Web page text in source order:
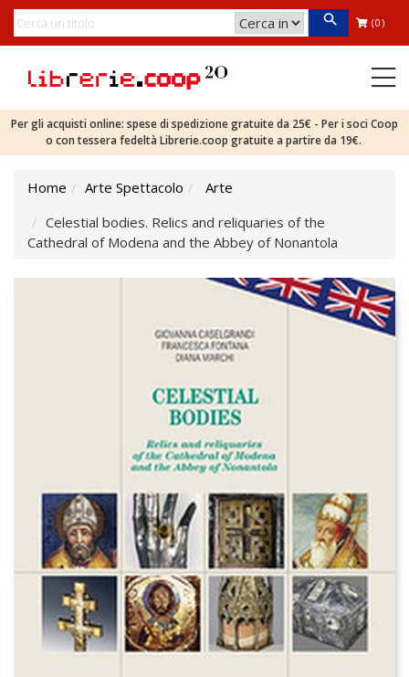
(0)
Per gli acquisti online: spese di spedizione gratuite da 25€ - Per i soci Coop
o con tessera fedeltà Librerie.coop gratuite a partire da 19€.
Home Arte Spettacolo
Arte
Celestial bodies. Relics and reliquaries of the
Cathedral of Modena and the Abbey of Nonantola